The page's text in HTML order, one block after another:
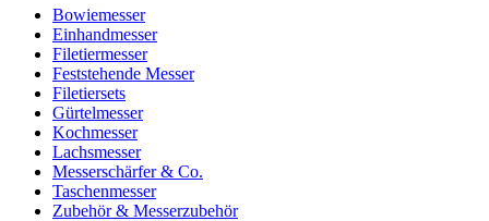
Bowiemesser
Einhandmesser
Filetiermesser
Feststehende Messer
Filetiersets
Gürtelmesser
Kochmesser
Lachsmesser
Messerschärfer & Co.
Taschenmesser
Zubehör & Messerzubehör